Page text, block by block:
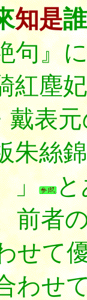
知是誰
句』
紅塵
戴表
朱絲
」
前者
せて
わせ